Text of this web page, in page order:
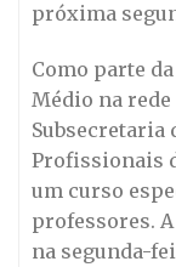
próxima
Como parte
Médio na
Subsecretaria
Profissionais
um curso
professores.
na segunda-